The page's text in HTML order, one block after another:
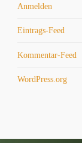
Anmelden
Eintrags-Feed
Kommentar-Feed
WordPress.org